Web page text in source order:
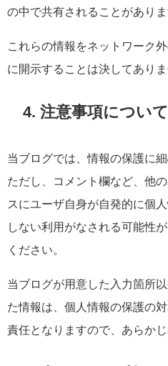
の中で共有されることがありま
これらの情報をネットワーク
に開示することは決してありま
4. 注意事項について
当ブログでは、情報の保護に
ただし、コメント欄など、他
スにユーザ自身が自発的に個
しない利用がなされる可能性
ください。
当ブログが用意した入力箇所
た情報は、個人情報の保護の
責任となりますので、あらかじ